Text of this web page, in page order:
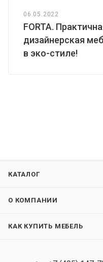
06.05.2022
FORTA.
дизайнерская
в эко-стиле!
КАТАЛОГ
О КОМПАНИИ
КАК КУПИТЬ МЕБЕЛЬ